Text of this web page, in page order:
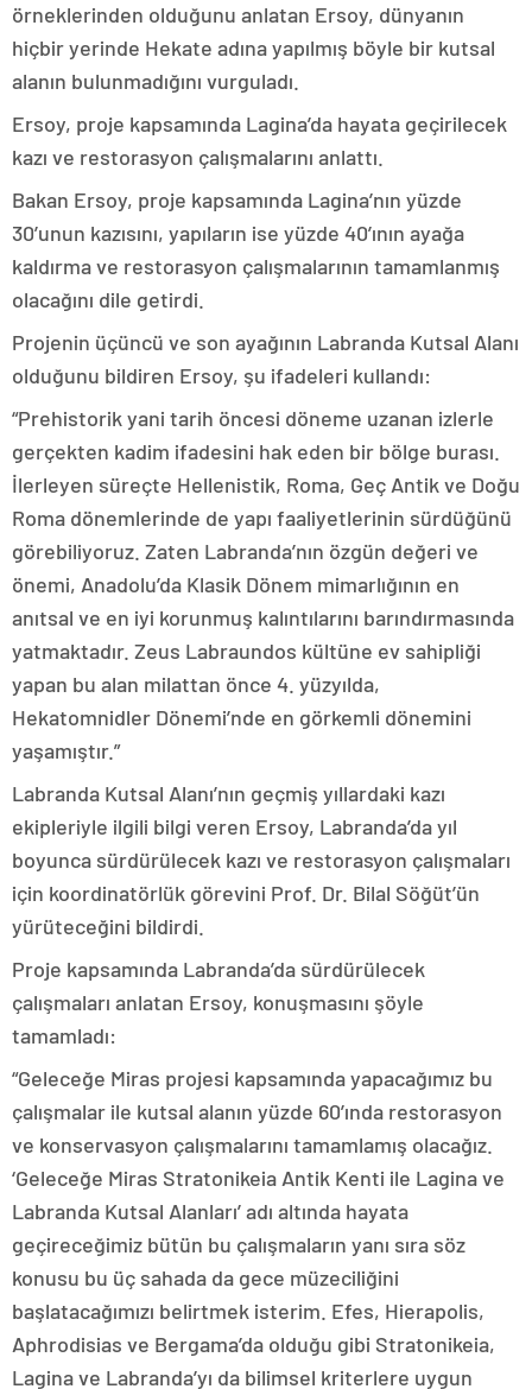
örneklerinden olduğunu anlatan Ersoy, dünyanın
hiçbir yerinde Hekate adına yapılmış böyle bir kutsal
alanın bulunmadığını vurguladı.
Ersoy, proje kapsamında Lagina’da hayata geçirilecek
kazı ve restorasyon çalışmalarını anlattı.
Bakan Ersoy, proje kapsamında Lagina’nın yüzde
30’unun kazısını, yapıların ise yüzde 40’ının ayağa
kaldırma ve restorasyon çalışmalarının tamamlanmış
olacağını dile getirdi.
Projenin üçüncü ve son ayağının Labranda Kutsal Alanı
olduğunu bildiren Ersoy, şu ifadeleri kullandı:
“Prehistorik yani tarih öncesi döneme uzanan izlerle
gerçekten kadim ifadesini hak eden bir bölge burası.
İlerleyen süreçte Hellenistik, Roma, Geç Antik ve Doğu
Roma dönemlerinde de yapı faaliyetlerinin sürdüğünü
görebiliyoruz. Zaten Labranda’nın özgün değeri ve
önemi, Anadolu’da Klasik Dönem mimarlığının en
anıtsal ve en iyi korunmuş kalıntılarını barındırmasında
yatmaktadır. Zeus Labraundos kültüne ev sahipliği
yapan bu alan milattan önce 4. yüzyılda,
Hekatomnidler Dönemi’nde en görkemli dönemini
yaşamıştır.”
Labranda Kutsal Alanı’nın geçmiş yıllardaki kazı
ekipleriyle ilgili bilgi veren Ersoy, Labranda’da yıl
boyunca sürdürülecek kazı ve restorasyon çalışmaları
için koordinatörlük görevini Prof. Dr. Bilal Söğüt’ün
yürüteceğini bildirdi.
Proje kapsamında Labranda’da sürdürülecek
çalışmaları anlatan Ersoy, konuşmasını şöyle
tamamladı:
“Geleceğe Miras projesi kapsamında yapacağımız bu
çalışmalar ile kutsal alanın yüzde 60’ında restorasyon
ve konservasyon çalışmalarını tamamlamış olacağız.
‘Geleceğe Miras Stratonikeia Antik Kenti ile Lagina ve
Labranda Kutsal Alanları’ adı altında hayata
geçireceğimiz bütün bu çalışmaların yanı sıra söz
konusu bu üç sahada da gece müzeciliğini
başlatacağımızı belirtmek isterim. Efes, Hierapolis,
Aphrodisias ve Bergama’da olduğu gibi Stratonikeia,
Lagina ve Labranda’yı da bilimsel kriterlere uygun